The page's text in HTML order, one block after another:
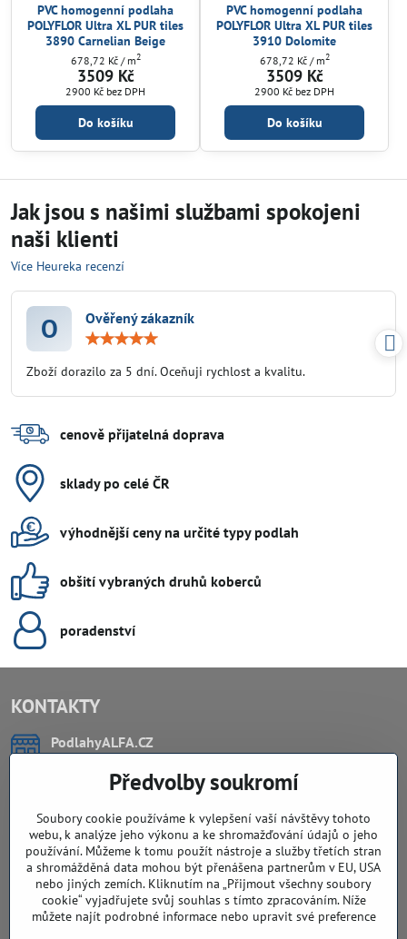
PVC homogenní podlaha
POLYFLOR Ultra XL PUR tiles
3890 Carnelian Beige
3509 Kč
2900 Kč bez DPH
678,72 Kč / m2
Do košíku
PVC homogenní podlaha
POLYFLOR Ultra XL PUR tiles
3910 Dolomite
3509 Kč
2900 Kč bez DPH
678,72 Kč / m2
Do košíku
Jak jsou s našimi službami spokojeni
naši klienti
Více Heureka recenzí
O Ověřený zákazník
5
Zboží dorazilo za 5 dní. Oceňuji rychlost a kvalitu.
cenově přijatelná doprava
sklady po celé ČR
výhodnější ceny na určité typy podlah
obšití vybraných druhů koberců
poradenství
KONTAKTY
PodlahyALFA​.CZ
Záříčí, ev.č. 54
768 11 Chropyně
DIČ: CZ8103114129
Sklad, vzorkovna PO TELEFONICKÉ DOMLUVĚ
Záříčí ev. č. 54
768 11 Chropyně
608 855 055
Předvolby soukromí
Soubory cookie používáme k vylepšení vaší návštěvy tohoto
webu, k analýze jeho výkonu a ke shromažďování údajů o jeho
používání. Můžeme k tomu použít nástroje a služby třetích stran
a shromážděná data mohou být přenášena partnerům v EU, USA
nebo jiných zemích. Kliknutím na „Přijmout všechny soubory
cookie“ vyjadřujete svůj souhlas s tímto zpracováním. Níže
můžete najít podrobné informace nebo upravit své preference